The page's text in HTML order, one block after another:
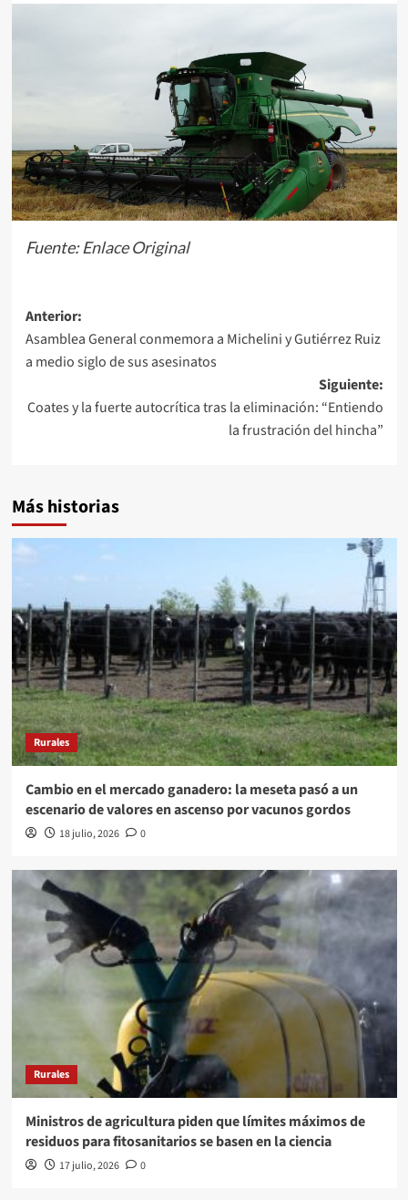
Fuente:Enlace Original
Navegación
de
entradas
Anterior:
Asamblea General conmemora a Michelini y Gutiérrez Ruiz
a medio siglo de sus asesinatos
Siguiente:
Coates y la fuerte autocrítica tras la eliminación: “Entiendo
la frustración del hincha”
Más historias
Rurales
Cambio en el mercado ganadero: la meseta pasó a un
escenario de valores en ascenso por vacunos gordos
18 julio, 2026 0
Rurales
Ministros de agricultura piden que límites máximos de
residuos para fitosanitarios se basen en la ciencia
17 julio, 2026 0